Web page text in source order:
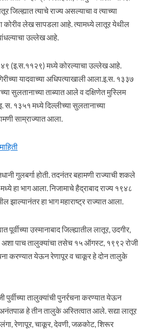
जिल्ह्यात त्याचे राज्य असल्याचा व त्याच्या
कोरीव लेख सापडला आहे. त्यामध्ये लातूर येथील
उल्लेख आहे.
(इ.स.११२९) मध्ये कोरल्याचा उल्लेख आहे.
यादवाच्या अधिपत्याखाली आला.इ.स. १३३७
सुलतानाच्या ताब्यात आले व दक्षिणेत मुस्लिम
१३५१ मध्ये दिल्लीच्या सुलतानाच्या
साम्राज्यात आला.
गुलबर्गा होती. तदनंतर बहामणी राज्याची शकले
हा भाग आला. निजामाचे हैद्राबाद राज्य १९४८
झाल्यानंतर हा भाग महाराष्ट्र राज्यात आला.
पूर्वीच्या उस्मानाबाद जिल्ह्यातील लातूर, उदगीर,
पाच तालुक्यांचा तसेच १५ ऑगस्ट, १९९२ रोजी
करण्यात येऊन रेणापूर व चाकूर हे दोन तालुके
तालुक्यांची पुनर्रचना करण्यात येऊन
हे तीन तालुके अस्तित्वात आले. सद्या लातूर
रेणापूर, चाकूर, देवणी, जळकोट, शिरूर